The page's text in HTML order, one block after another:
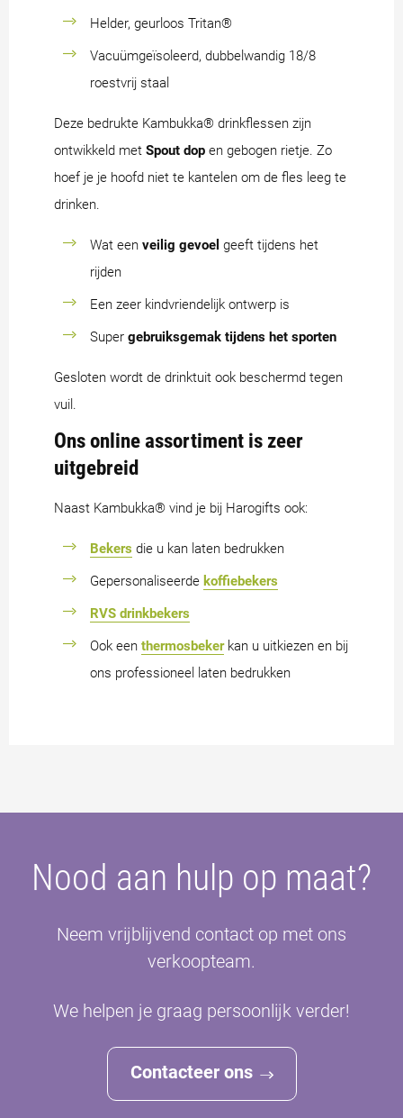
Helder, geurloos Tritan®
Vacuümgeïsoleerd, dubbelwandig 18/8
roestvrij staal
Deze bedrukte Kambukka® drinkflessen zijn
ontwikkeld met Spout dop en gebogen rietje. Zo
hoef je je hoofd niet te kantelen om de fles leeg te
drinken.
Wat een veilig gevoel geeft tijdens het
rijden
Een zeer kindvriendelijk ontwerp is
Super gebruiksgemak tijdens het sporten
Gesloten wordt de drinktuit ook beschermd tegen
vuil.
Ons online assortiment is zeer
uitgebreid
Naast Kambukka® vind je bij Harogifts ook:
Bekers die u kan laten bedrukken
Gepersonaliseerde koffiebekers
RVS drinkbekers
Ook een thermosbekerkan u uitkiezen en bij
ons professioneel laten bedrukken
Nood aan hulp op maat?
Neem vrijblijvend contact op met ons
verkoopteam.
We helpen je graag persoonlijk verder!
Contacteer ons